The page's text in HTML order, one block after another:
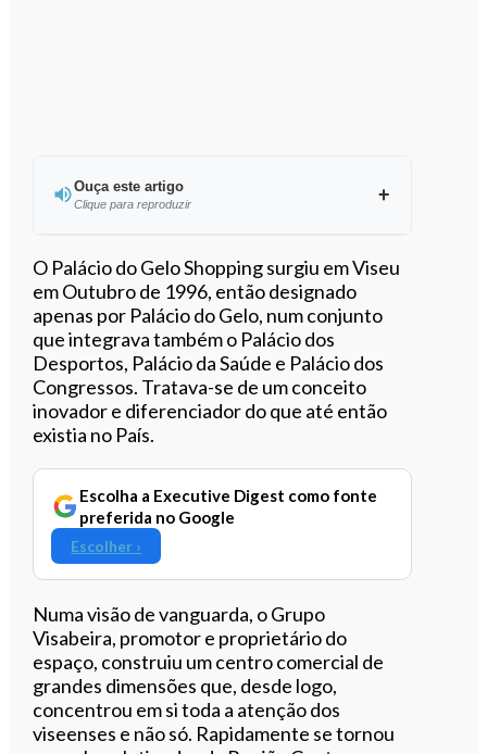
Ouça este artigo
Clique para reproduzir
Ouvir este artigo
O Palácio do Gelo Shopping surgiu em Viseu
em Outubro de 1996, então designado
apenas por Palácio do Gelo, num conjunto
que integrava também o Palácio dos
Desportos, Palácio da Saúde e Palácio dos
Congressos. Tratava-se de um conceito
inovador e diferenciador do que até então
existia no País.
Escolha a Executive Digest como fonte
preferida no Google
Escolher ›
Numa visão de vanguarda, o Grupo
Visabeira, promotor e proprietário do
espaço, construiu um centro comercial de
grandes dimensões que, desde logo,
concentrou em si toda a atenção dos
viseenses e não só. Rapidamente se tornou